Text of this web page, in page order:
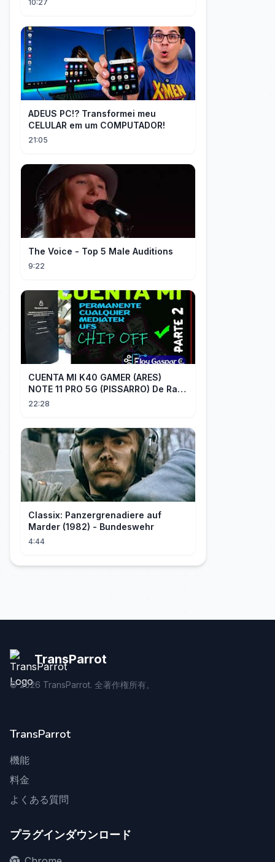
10:27
ADEUS PC!? Transformei meu
CELULAR em um COMPUTADOR!
21:05
The Voice - Top 5 Male Auditions
9:22
CUENTA MI K40 GAMER (ARES)
NOTE 11 PRO 5G (PISSARRO) De Raiz
CHIP OFF VIA MIPI TESTER PARTE 2
22:28
Classix: Panzergrenadiere auf
Marder (1982) - Bundeswehr
4:44
TransParrot
©2026 TransParrot. 全著作権所有。
TransParrot
機能
料金
よくある質問
プラグインダウンロード